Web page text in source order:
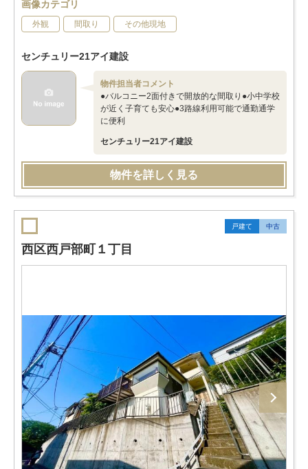
画像カテゴリ
外観 間取り その他現地
センチュリー21アイ建設
物件担当者コメント
●バルコニー2面付きで開放的な間取り●小中学校
が近く子育ても安心●3路線利用可能で通勤通学
に便利
センチュリー21アイ建設
物件を詳しく見る
戸建て 中古
西区西戸部町１丁目